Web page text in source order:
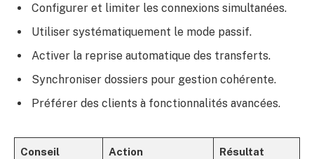
Configurer et limiter les connexions simultanées.
Utiliser systématiquement le mode passif.
Activer la reprise automatique des transferts.
Synchroniser dossiers pour gestion cohérente.
Préférer des clients à fonctionnalités avancées.
Conseil Action
Résultat